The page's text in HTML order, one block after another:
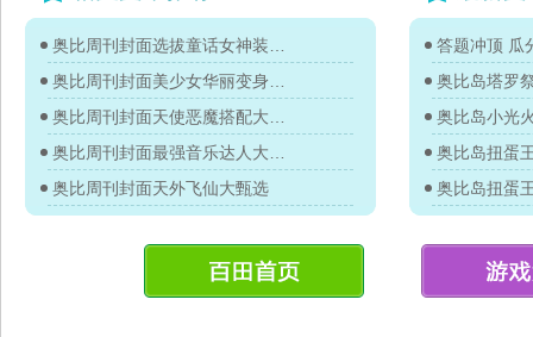
奥比周刊封面天外飞仙大甄选
答题冲顶 瓜
奥比岛塔罗
奥比岛小光